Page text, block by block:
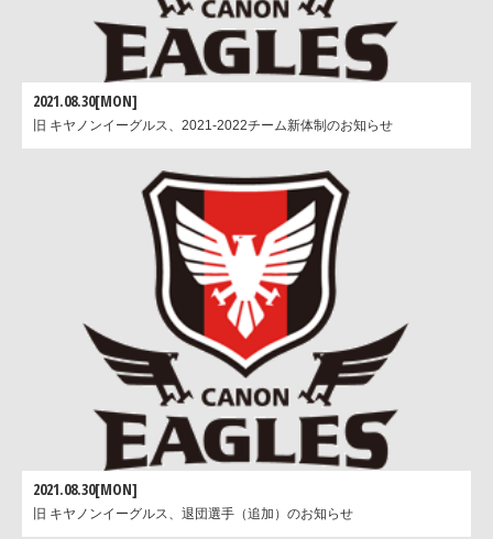
2021.08.30[MON]
旧 キヤノンイーグルス、2021-2022チーム新体制のお知らせ
2021.08.30[MON]
旧 キヤノンイーグルス、退団選手（追加）のお知らせ